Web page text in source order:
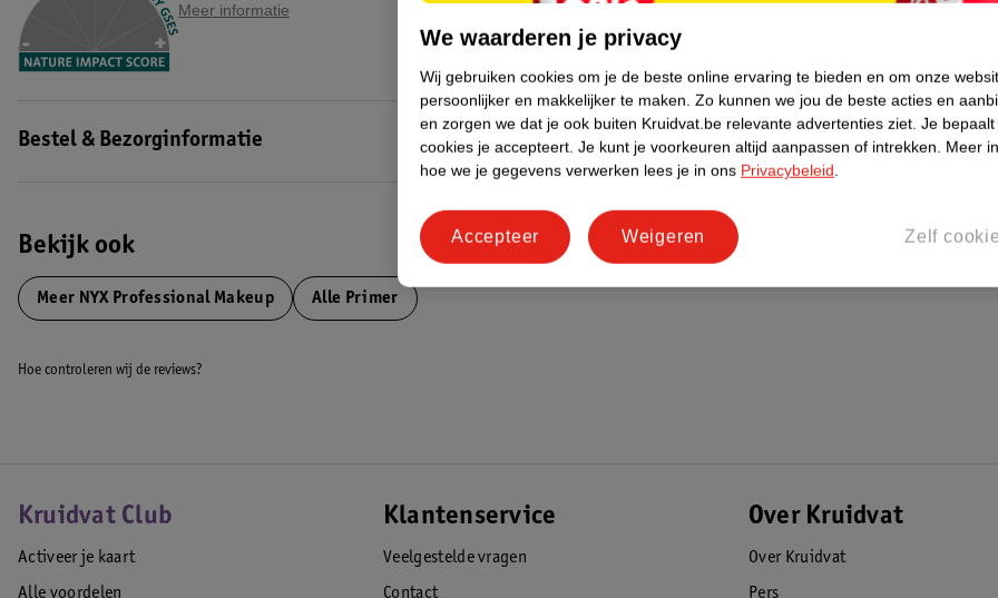
Meer informatie
Bestel & Bezorginformatie
Bekijk ook
Meer NYX Professional Makeup Alle Primer
Hoe controleren wij de reviews?
Kruidvat Club
Activeer je kaart
Alle voordelen
Klantenservice
Veelgestelde vragen
Contact
Over Kruidvat
Over Kruidvat
Pers
We waarderen je privacy
Wij gebruiken cookies om je de beste online ervaring te bieden en om onze
persoonlijker en makkelijker te maken. Zo kunnen we jou de beste acties en
en zorgen we dat je ook buiten Kruidvat.be relevante advertenties ziet. Je
cookies je accepteert. Je kunt je voorkeuren altijd aanpassen of intrekken. Meer
hoe we je gegevens verwerken lees je in ons Privacybeleid.
Zelf
Weigeren
Accepteer